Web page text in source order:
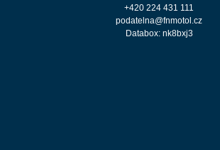
+420 224 431 111
podatelna@fnmotol.cz
Databox: nk8bxj3